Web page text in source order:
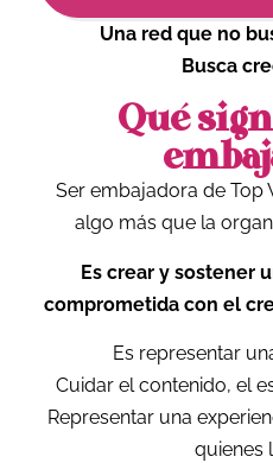
Una red que no
Busca
Qué
Ser embajadora de Top
algo más que la
Es crear y sostener
comprometida con el
Es representar
Cuidar el contenido, el
Representar una
quienes